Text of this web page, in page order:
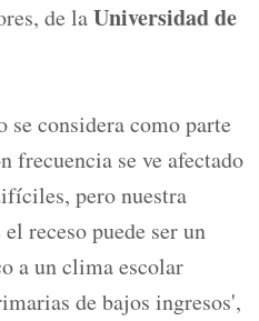
de laUniversidad de
se considera como parte
frecuencia se ve afectado
pero nuestra
receso puede ser un
a un clima escolar
de bajos ingresos',